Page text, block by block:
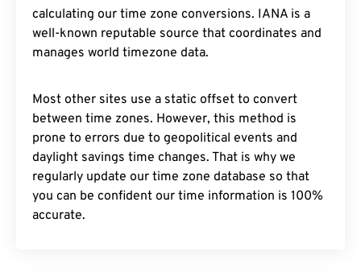
calculating our time zone conversions. IANA is a
well-known reputable source that coordinates and
manages world timezone data.
Most other sites use a static offset to convert
between time zones. However, this method is
prone to errors due to geopolitical events and
daylight savings time changes. That is why we
regularly update our time zone database so that
you can be confident our time information is 100%
accurate.